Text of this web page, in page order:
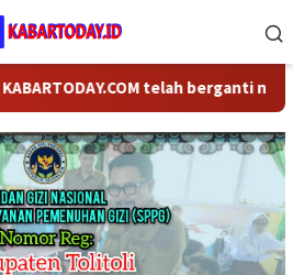
telah berganti nama